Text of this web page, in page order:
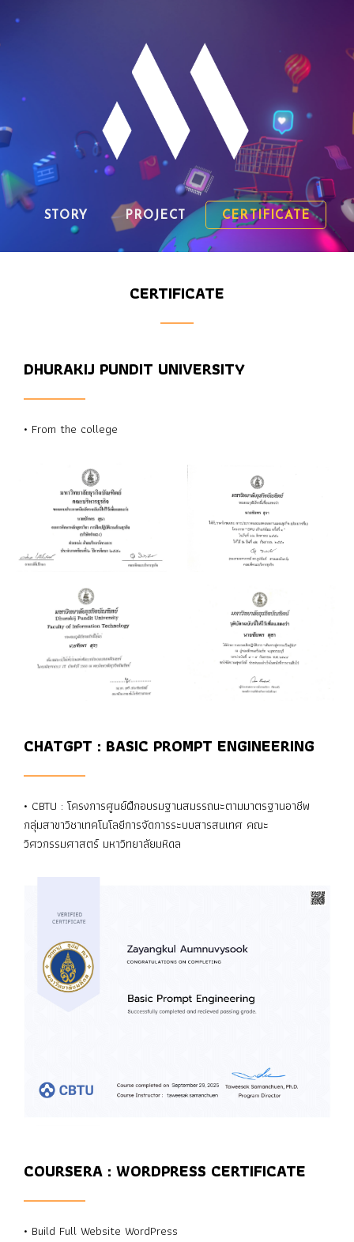
STORY PROJECT CERTIFICATE
CERTIFICATE
DHURAKIJ PUNDIT UNIVERSITY
• From the college
CHATGPT : BASIC PROMPT ENGINEERING
• CBTU : โครงการศูนย์ฝึกอบรมฐานสมรรถนะตามมาตรฐานอาชีพ
กลุ่มสาขาวิชาเทคโนโลยีการจัดการระบบสารสนเทศ คณะ
วิศวกรรมศาสตร์ มหาวิทยาลัยมหิดล
COURSERA : WORDPRESS CERTIFICATE
• Build Full Website WordPress